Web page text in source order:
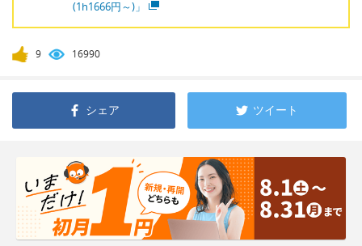
(1h1666円～)」
9 16990
シェア ツイート